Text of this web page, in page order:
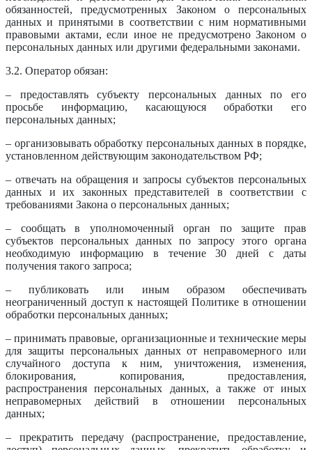
обязанностей, предусмотренных Законом о персональных
данных и принятыми в соответствии с ним нормативными
правовыми актами, если иное не предусмотрено Законом о
персональных данных или другими федеральными законами.
3.2. Оператор обязан:
– предоставлять субъекту персональных данных по его
просьбе информацию, касающуюся обработки его
персональных данных;
– организовывать обработку персональных данных в порядке,
установленном действующим законодательством РФ;
– отвечать на обращения и запросы субъектов персональных
данных и их законных представителей в соответствии с
требованиями Закона о персональных данных;
– сообщать в уполномоченный орган по защите прав
субъектов персональных данных по запросу этого органа
необходимую информацию в течение 30 дней с даты
получения такого запроса;
– публиковать или иным образом обеспечивать
неограниченный доступ к настоящей Политике в отношении
обработки персональных данных;
– принимать правовые, организационные и технические меры
для защиты персональных данных от неправомерного или
случайного доступа к ним, уничтожения, изменения,
блокирования, копирования, предоставления,
распространения персональных данных, а также от иных
неправомерных действий в отношении персональных
данных;
– прекратить передачу (распространение, предоставление,